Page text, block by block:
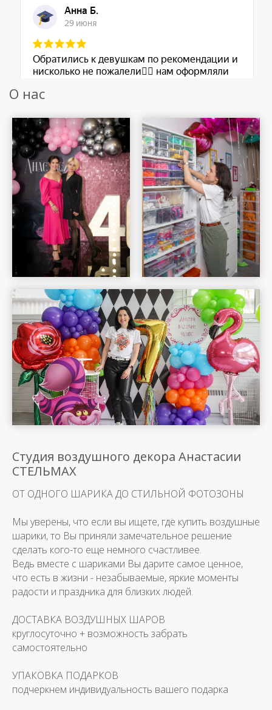
Шар Удачи на карте Москвы — Яндекс Карты
О нас
Студия воздушного декора Анастасии
СТЕЛЬМАХ
ОТ ОДНОГО ШАРИКА ДО СТИЛЬНОЙ ФОТОЗОНЫ
Мы уверены, что если вы ищете, где купить воздушные
шарики, то Вы приняли замечательное решение
сделать кого-то еще немного счастливее.
Ведь вместе с шариками Вы дарите самое ценное,
что есть в жизни - незабываемые, яркие моменты
радости и праздника для близких людей.
ДОСТАВКА ВОЗДУШНЫХ ШАРОВ
круглосуточно + возможность забрать
самостоятельно
УПАКОВКА ПОДАРКОВ
подчеркнем индивидуальность вашего подарка